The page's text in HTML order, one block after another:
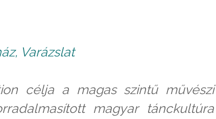
Varázslat
célja a magas szintű művészi
magyar tánckultúra